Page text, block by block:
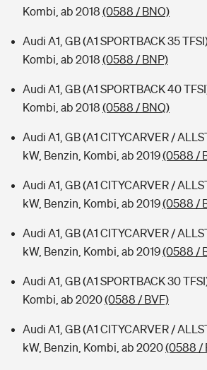
Kombi, ab 2018 (0588 / BNO)
Audi A1, GB (A1 SPORTBACK 35
Kombi, ab 2018 (0588 / BNP)
Audi A1, GB (A1 SPORTBACK 40
Kombi, ab 2018 (0588 / BNQ)
Audi A1, GB (A1 CITYCARVER /
kW, Benzin, Kombi, ab 2019(0588 /
Audi A1, GB (A1 CITYCARVER /
kW, Benzin, Kombi, ab 2019(0588 /
Audi A1, GB (A1 CITYCARVER /
kW, Benzin, Kombi, ab 2019(0588 /
Audi A1, GB (A1 SPORTBACK 30
Kombi, ab 2020(0588 / BVF)
Audi A1, GB (A1 CITYCARVER /
kW, Benzin, Kombi, ab 2020(0588 /